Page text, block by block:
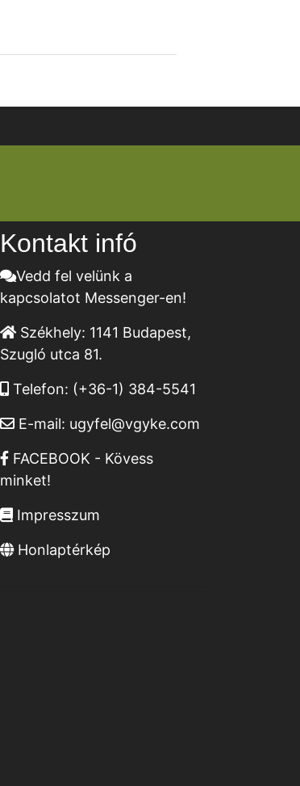
Kontakt infó
Vedd fel velünk a
kapcsolatot Messenger-en!
Székhely: 1141 Budapest,
Szugló utca 81.
Telefon: (+36-1) 384-5541
E-mail: ugyfel@vgyke.com
FACEBOOK - Kövess
minket!
Impresszum
Honlaptérkép